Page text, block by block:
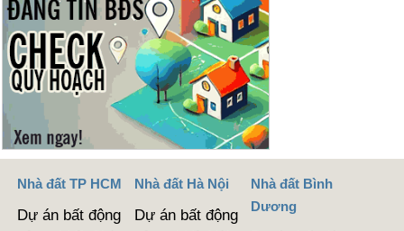
Nhà đất TP HCM
Dự án bất động
Nhà đất Hà Nội
Dự án bất động
Nhà đất Bình
Dương